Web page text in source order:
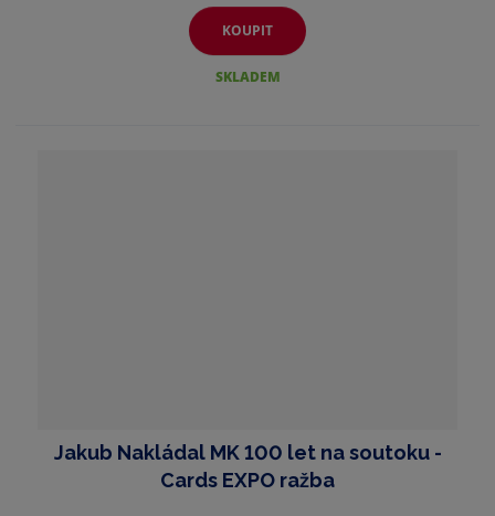
KOUPIT
SKLADEM
Jakub Nakládal MK 100 let na soutoku -
Cards EXPO ražba